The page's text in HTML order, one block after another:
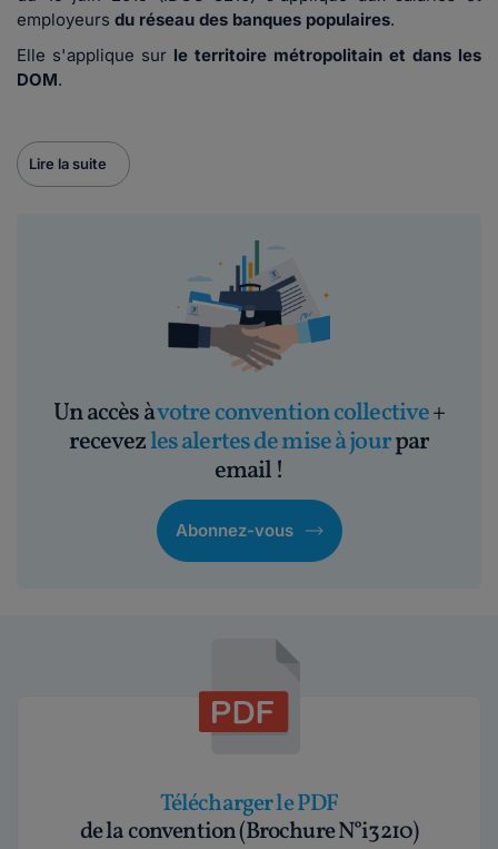
employeurs du réseau des banques populaires.
Elle s'applique sur le territoire métropolitain et dans les
DOM.
Lire la suite
Un accès àvotre convention collective+
recevezles alertes de mise à jourpar
email !
Abonnez-vous
Télécharger le PDF
de la convention (Brochure N°i3210)